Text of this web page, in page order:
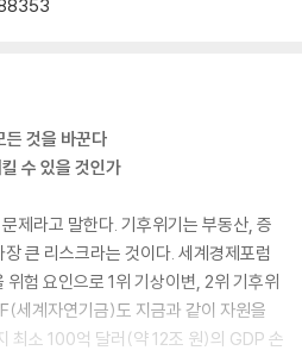
든 것을 바꾼다
수 있을 것인가
제라고 말한다. 기후위기는 부동산, 증
큰 리스크라는 것이다. 세계경제포럼
험 요인으로 1위 기상이변, 2위 기후위
세계자연기금)도 지금과 같이 자원을
최소 100억 달러(약 12조 원)의 GDP 손